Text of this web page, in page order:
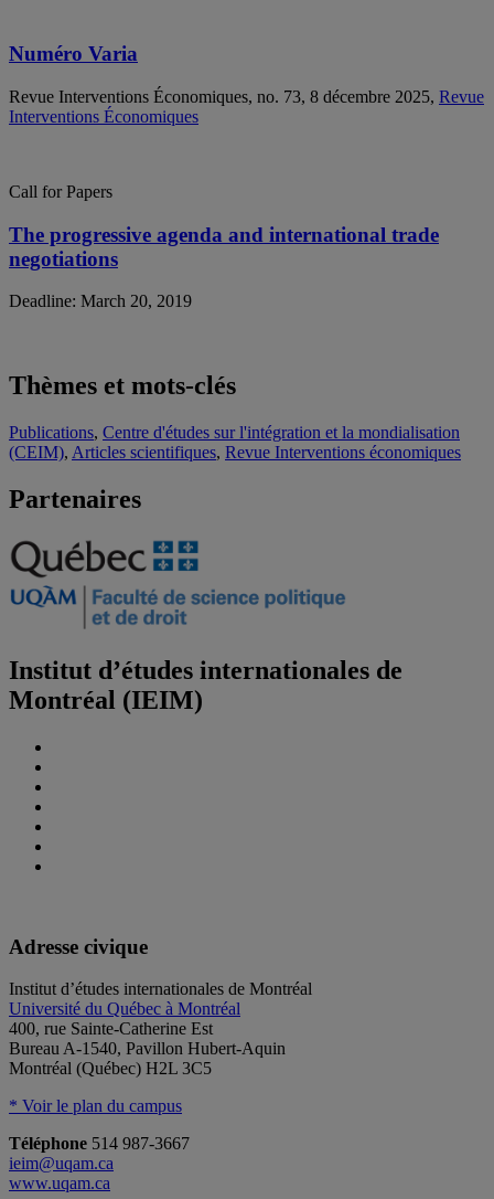
Numéro Varia
Revue Interventions Économiques, no. 73, 8 décembre 2025, Revue
Interventions Économiques
Call for Papers
The progressive agenda and international trade
negotiations
Deadline: March 20, 2019
Thèmes et mots-clés
Publications, Centre d'études sur l'intégration et la mondialisation
(CEIM), Articles scientifiques, Revue Interventions économiques
Partenaires
Institut d’études internationales de
Montréal (IEIM)
Adresse civique
Institut d’études internationales de Montréal
Université du Québec à Montréal
400, rue Sainte-Catherine Est
Bureau A-1540, Pavillon Hubert-Aquin
Montréal (Québec) H2L 3C5
* Voir le plan du campus
Téléphone 514 987-3667
ieim@uqam.ca
www.uqam.ca